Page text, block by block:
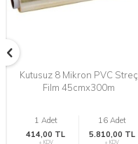
Kutusuz 8 Mikron PVC Streç
Film 45cmx300m
1 Adet
414,00 TL
+ KDV
16 Adet
5.810,00 TL
+ KDV